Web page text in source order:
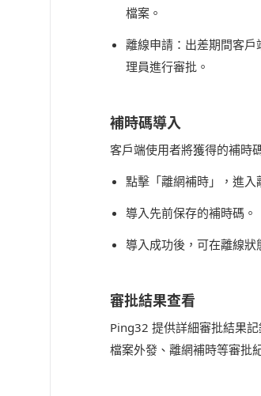
檔案。
離線申請：出差期間客
理員進行審批。
補時碼導入
客戶端使用者將獲得的補時
點擊「離網補時」，進入
導入先前保存的補時碼。
導入成功後，可在離線狀
審批結果查看
Ping32 提供詳細審批結果
檔案外發、離網補時等審批